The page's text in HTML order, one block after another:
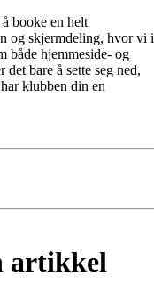
booke en helt
og skjermdeling, hvor vi i
både hjemmeside- og
bare å sette seg ned,
klubben din en
artikkel